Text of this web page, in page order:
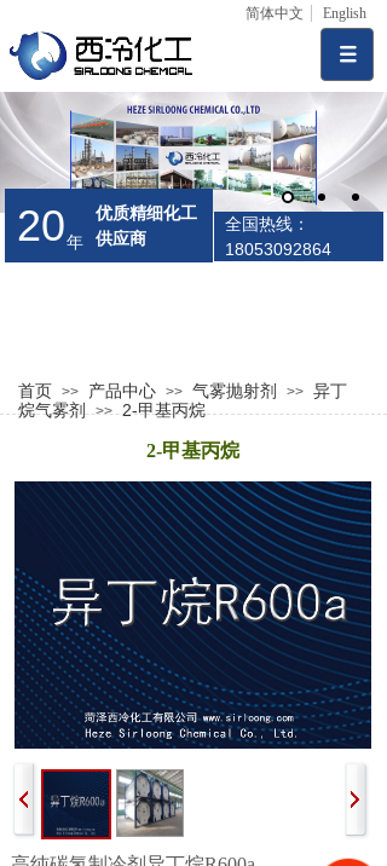
简体中文 English
年
20
优质精细化工
供应商
全国热线：
18053092864
首页 >> 产品中心 >> 气雾抛射剂 >> 异丁
烷气雾剂
>> 2-甲基丙烷
2-甲基丙烷